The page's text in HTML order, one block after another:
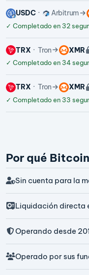
USDC Arbitrum
✓ Completado en 32
TRX Tron XMR
✓ Completado en 34
TRX Tron XMR
✓ Completado en 33
Por qué
Sin cuenta para la
Liquidación directa
Operando desde
Operado por sus